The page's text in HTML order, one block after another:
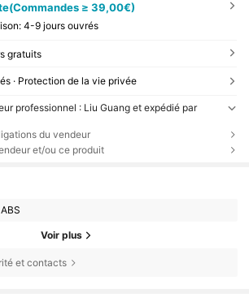
≥ 39,00€)
4-9 jours ouvrés
gratuits
· Protection de la vie privée
professionnel : Liu Guang et expédié par
du vendeur
et/ou ce produit
ABS
Voir plus
et contacts